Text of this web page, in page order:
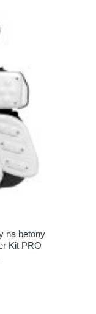
na betony
Kit PRO